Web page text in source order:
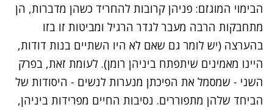
הבימוי המוגזם: פניהן קרובות להחריד כשהן מדברות, הן
מתחבקות הרבה מעבר לגדר הרגיל ומביטות זו בזו
בהערצה (יש לומר גם שאם לא היו השתיים בנות דודות,
היינו מאמינים שיתפתח ביניהן רומן). לעומת זאת, בפרק
השני - שמסמל את הפיכתן מנערות לנשים - היסודות של
הביחד שלהן מתפוררים. נסיבות החיים מפרידות ביניהן,